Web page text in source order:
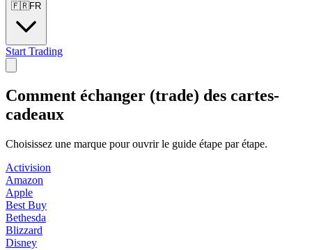
🇫🇷FR
Start Trading
Comment échanger (trade) des cartes-
cadeaux
Choisissez une marque pour ouvrir le guide étape par étape.
Activision
Amazon
Apple
Best Buy
Bethesda
Blizzard
Disney